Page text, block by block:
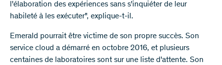
l'élaboration des expériences sans s'inquiéter de leur
habileté à les exécuter", explique-t-il.
Emerald pourrait être victime de son propre succès. Son
service cloud a démarré en octobre 2016, et plusieurs
centaines de laboratoires sont sur une liste d'attente. Son